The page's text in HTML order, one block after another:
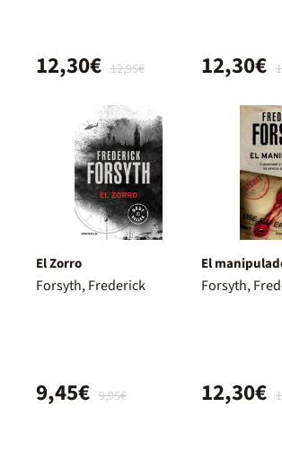
12,95€
12,30€ 12,30€
El Zorro
Forsyth, Frederick
9,95€
9,45€
El
Forsyth,
12,30€